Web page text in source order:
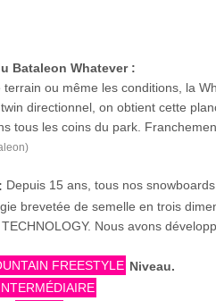
Bataleon Whatever :
terrain ou même les conditions, la
directionnel, on obtient cette
tous les coins du park.
Depuis 15 ans, tous nos
brevetée de semelle en trois
Nous avons
FREESTYLE Niveau.